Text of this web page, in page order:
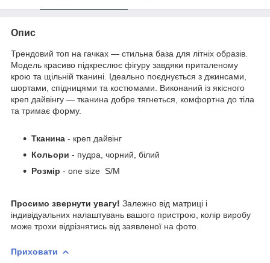
Опис
Трендовий топ на гачках — стильна база для літніх образів.
Модель красиво підкреслює фігуру завдяки приталеному
крою та щільній тканині. Ідеально поєднується з джинсами,
шортами, спідницями та костюмами. Виконаний із якісного
креп дайвінгу — тканина добре тягнеться, комфортна до тіла
та тримає форму.
Тканина - креп дайвінг
Кольори - пудра, чорний, білий
Розмір - one size S/M
Просимо звернути увагу! Залежно від матриці і
індивідуальних налаштувань вашого пристрою, колір виробу
може трохи відрізнятись від заявленої на фото.
Приховати